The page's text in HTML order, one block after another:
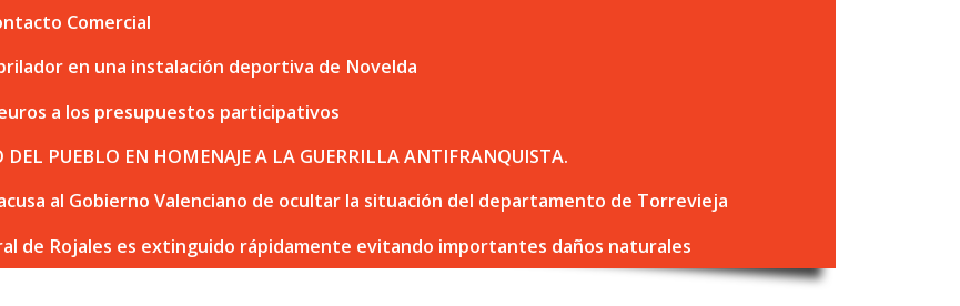
Comercial
en una instalación deportiva de Novelda
a los presupuestos participativos
PUEBLO EN HOMENAJE A LA GUERRILLA ANTIFRANQUISTA.
al Gobierno Valenciano de ocultar la situación del departamento de Torrevieja
de Rojales es extinguido rápidamente evitando importantes daños naturales